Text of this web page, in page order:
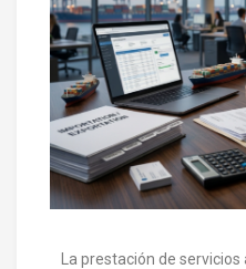
La prestación de